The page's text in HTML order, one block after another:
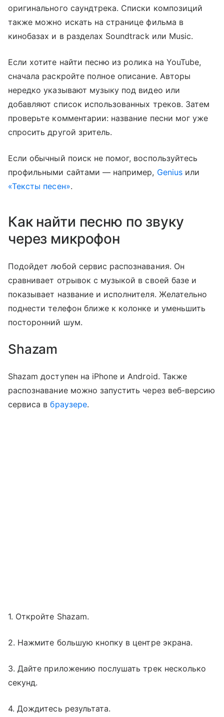
оригинального саундтрека. Списки композиций
также можно искать на странице фильма в
кинобазах и в разделах Soundtrack или Music.
Если хотите найти песню из ролика на YouTube,
сначала раскройте полное описание. Авторы
нередко указывают музыку под видео или
добавляют список использованных треков. Затем
проверьте комментарии: название песни мог уже
спросить другой зритель.
Если обычный поиск не помог, воспользуйтесь
профильными сайтами — например, Geniusили
«Тексты песен».
Как найти песню по звуку
через микрофон
Подойдет любой сервис распознавания. Он
сравнивает отрывок с музыкой в своей базе и
показывает название и исполнителя. Желательно
поднести телефон ближе к колонке и уменьшить
посторонний шум.
Shazam
Shazam доступен на iPhone и Android. Также
распознавание можно запустить через веб-версию
сервиса вбраузере.
1. Откройте Shazam.
2. Нажмите большую кнопку в центре экрана.
3. Дайте приложению послушать трек несколько
секунд.
4. Дождитесь результата.